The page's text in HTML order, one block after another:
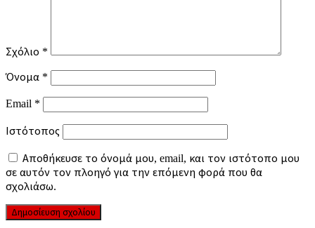
Σχόλιο *
Όνομα *
Email *
Ιστότοπος
Αποθήκευσε το όνομά μου, email, και τον ιστότοπο μου
σε αυτόν τον πλοηγό για την επόμενη φορά που θα
σχολιάσω.